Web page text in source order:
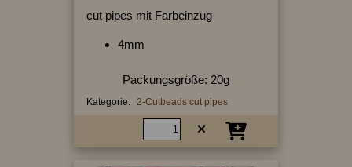
cut pipes mit Farbeinzug
4mm
Packungsgröße: 20g
Kategorie: 2-Cutbeads cut pipes